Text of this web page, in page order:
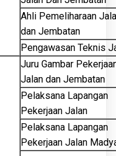
Ahli Pemeliharaan
dan Jembatan
Pengawasan Teknis
Juru Gambar
Jalan dan Jembatan
Pelaksana Lapangan
Pekerjaan Jalan
Pelaksana Lapangan
Pekerjaan Jalan